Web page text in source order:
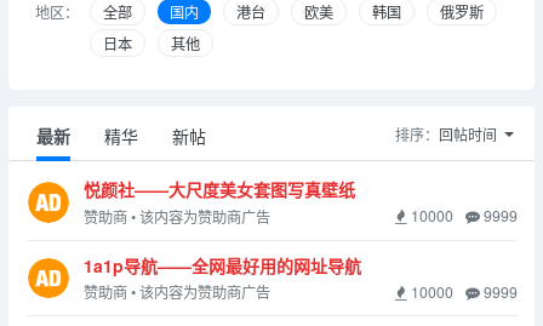
地区： 全部 国内 港台 欧美 韩国
俄罗斯
日本
其他
最新 精华 新帖 排序： 回帖时间
悦颜社——大尺度美女套图写真壁纸
赞助商 • 该内容为赞助商广告 10000 9999
1a1p导航——全网最好用的网址导航
赞助商 • 该内容为赞助商广告 10000 9999